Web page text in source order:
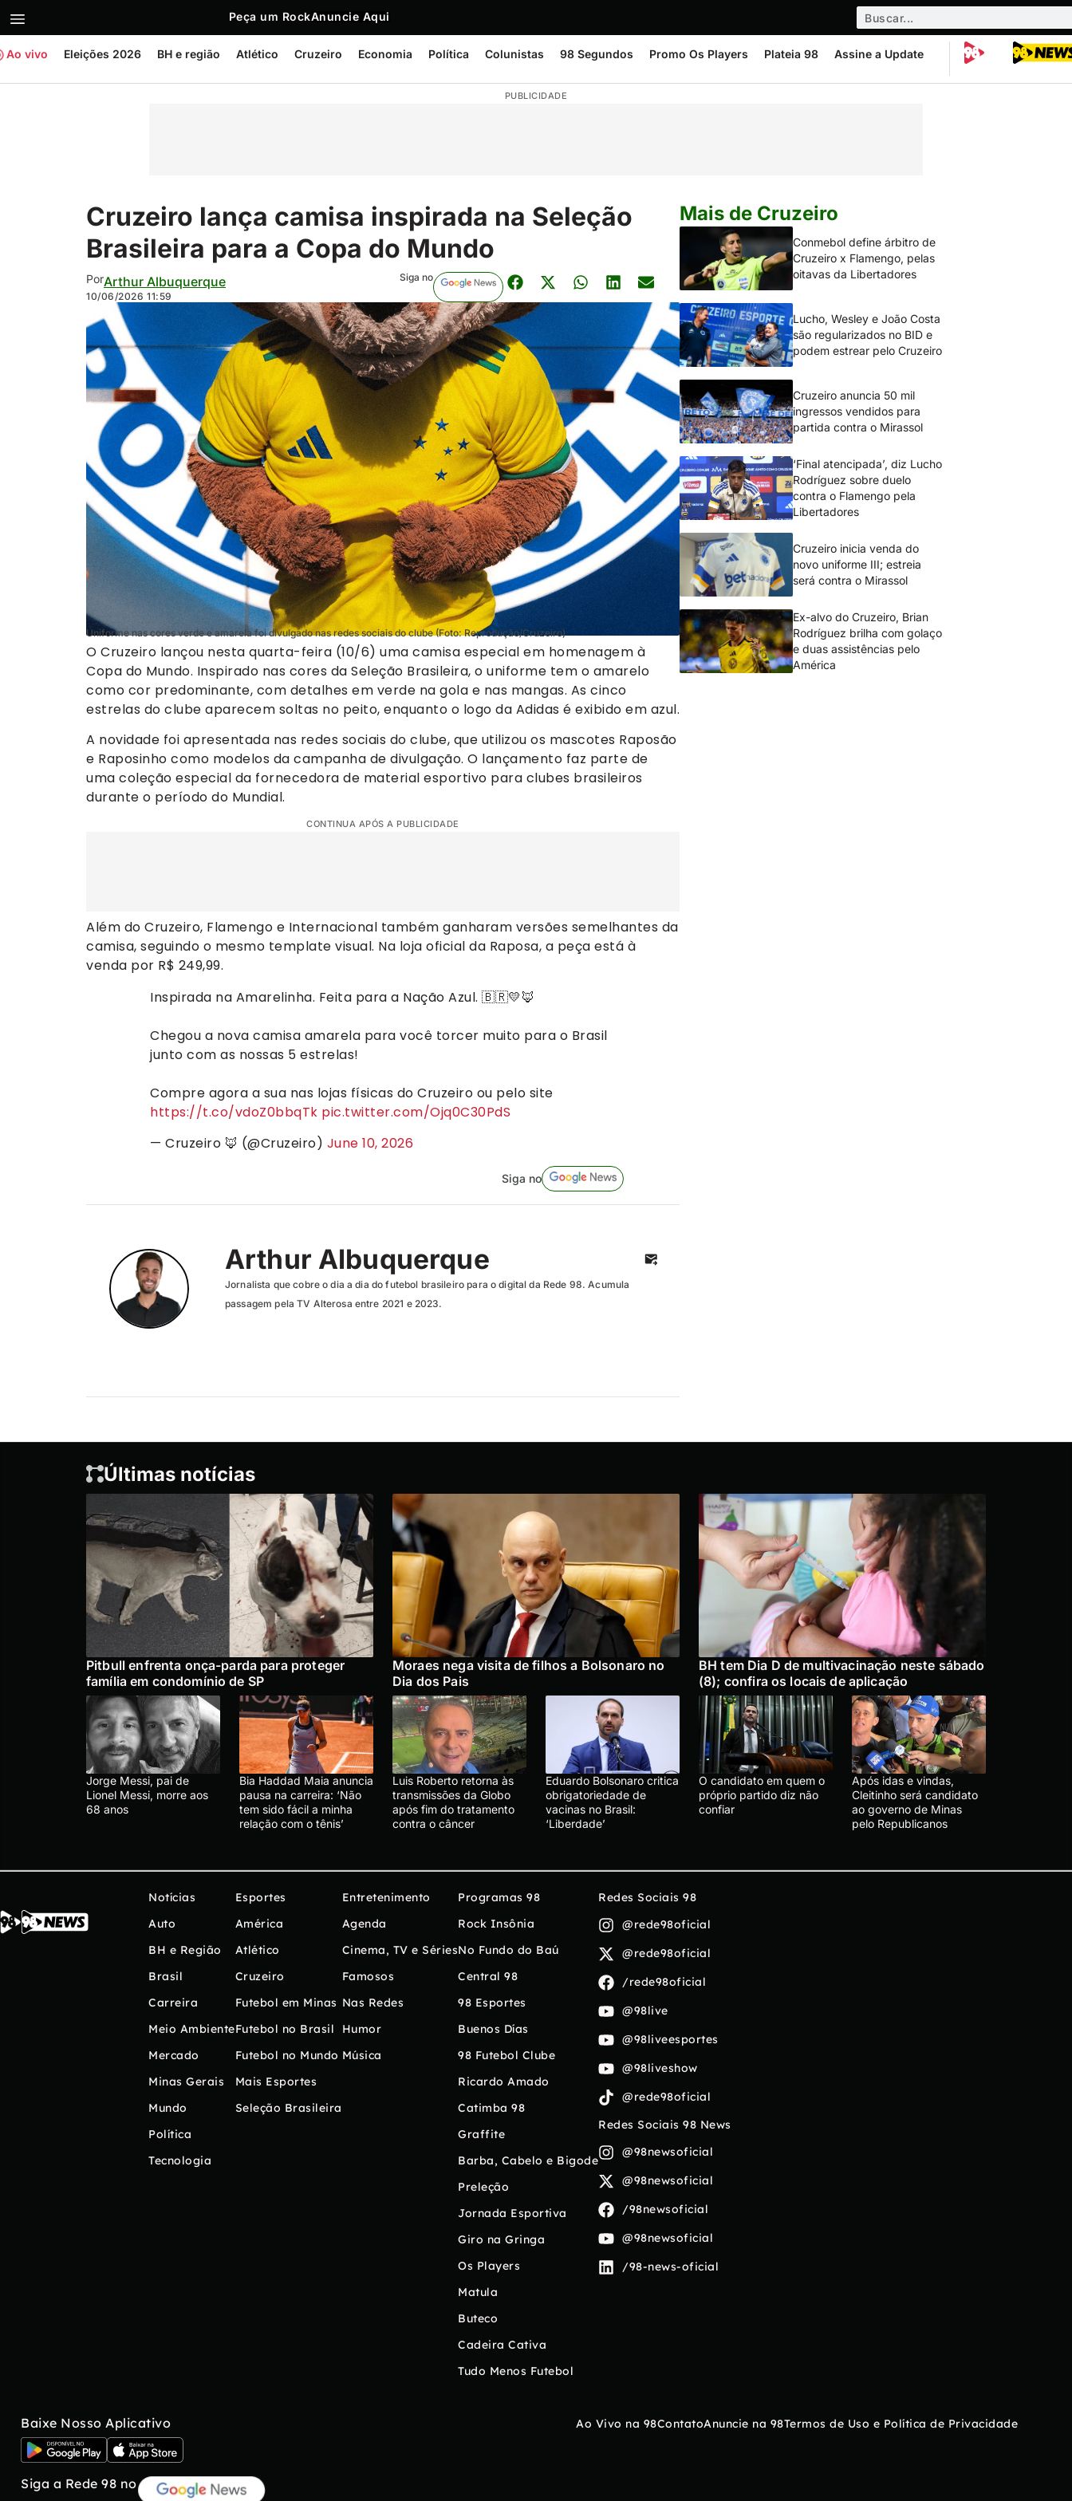
Peça um RockAnuncie Aqui
Ao vivo Eleições 2026 BH e região Atlético Cruzeiro Economia Política Colunistas 98 Segundos Promo Os Players Plateia 98 Assine a Update
PUBLICIDADE
Cruzeiro lança camisa inspirada na Seleção
Brasileira para a Copa do Mundo
PorArthur Albuquerque
10/06/2026 11:59
Siga no
Uniforme nas cores verde e amarela foi divulgado nas redes sociais do clube (Foto: Reprodução/Cruzeiro)
O Cruzeiro lançou nesta quarta-feira (10/6) uma camisa especial em homenagem à
Copa do Mundo. Inspirado nas cores da Seleção Brasileira, o uniforme tem o amarelo
como cor predominante, com detalhes em verde na gola e nas mangas. As cinco
estrelas do clube aparecem soltas no peito, enquanto o logo da Adidas é exibido em azul.
A novidade foi apresentada nas redes sociais do clube, que utilizou os mascotes Raposão
e Raposinho como modelos da campanha de divulgação. O lançamento faz parte de
uma coleção especial da fornecedora de material esportivo para clubes brasileiros
durante o período do Mundial.
CONTINUA APÓS A PUBLICIDADE
Além do Cruzeiro, Flamengo e Internacional também ganharam versões semelhantes da
camisa, seguindo o mesmo template visual. Na loja oficial da Raposa, a peça está à
venda por R$ 249,99.
Inspirada na Amarelinha. Feita para a Nação Azul. 🇧🇷💛🦊
Chegou a nova camisa amarela para você torcer muito para o Brasil
junto com as nossas 5 estrelas!
Compre agora a sua nas lojas físicas do Cruzeiro ou pelo site
https://t.co/vdoZ0bbqTk pic.twitter.com/Ojq0C30PdS
— Cruzeiro 🦊 (@Cruzeiro) June 10, 2026
Siga no
Arthur Albuquerque
Jornalista que cobre o dia a dia do futebol brasileiro para o digital da Rede 98. Acumula
passagem pela TV Alterosa entre 2021 e 2023.
Mais de Cruzeiro
Conmebol define árbitro de
Cruzeiro x Flamengo, pelas
oitavas da Libertadores
Lucho, Wesley e João Costa
são regularizados no BID e
podem estrear pelo Cruzeiro
Cruzeiro anuncia 50 mil
ingressos vendidos para
partida contra o Mirassol
‘Final atencipada’, diz Lucho
Rodríguez sobre duelo
contra o Flamengo pela
Libertadores
Cruzeiro inicia venda do
novo uniforme III; estreia
será contra o Mirassol
Ex-alvo do Cruzeiro, Brian
Rodríguez brilha com golaço
e duas assistências pelo
América
Últimas notícias
Pitbull enfrenta onça-parda para proteger
família em condomínio de SP
Moraes nega visita de filhos a Bolsonaro no
Dia dos Pais
BH tem Dia D de multivacinação neste sábado
(8); confira os locais de aplicação
Jorge Messi, pai de
Lionel Messi, morre aos
68 anos
Bia Haddad Maia anuncia
pausa na carreira: ‘Não
tem sido fácil a minha
relação com o tênis’
Luis Roberto retorna às
transmissões da Globo
após fim do tratamento
contra o câncer
Eduardo Bolsonaro critica
obrigatoriedade de
vacinas no Brasil:
‘Liberdade’
O candidato em quem o
próprio partido diz não
confiar
Após idas e vindas,
Cleitinho será candidato
ao governo de Minas
pelo Republicanos
Notícias
Auto
BH e Região
Brasil
Carreira
Meio Ambiente
Mercado
Minas Gerais
Mundo
Política
Tecnologia
Esportes
América
Atlético
Cruzeiro
Futebol em Minas
Futebol no Brasil
Futebol no Mundo
Mais Esportes
Seleção Brasileira
Entretenimento
Agenda
Cinema, TV e Séries
Famosos
Nas Redes
Humor
Música
Programas 98
Rock Insônia
No Fundo do Baú
Central 98
98 Esportes
Buenos Días
98 Futebol Clube
Ricardo Amado
Catimba 98
Graffite
Barba, Cabelo e Bigode
Preleção
Jornada Esportiva
Giro na Gringa
Os Players
Matula
Buteco
Cadeira Cativa
Tudo Menos Futebol
Redes Sociais 98
@rede98oficial
@rede98oficial
/rede98oficial
@98live
@98liveesportes
@98liveshow
@rede98oficial
Redes Sociais 98 News
@98newsoficial
@98newsoficial
/98newsoficial
@98newsoficial
/98-news-oficial
Baixe Nosso Aplicativo
Siga a Rede 98 no
Ao Vivo na 98ContatoAnuncie na 98Termos de Uso e Política de Privacidade